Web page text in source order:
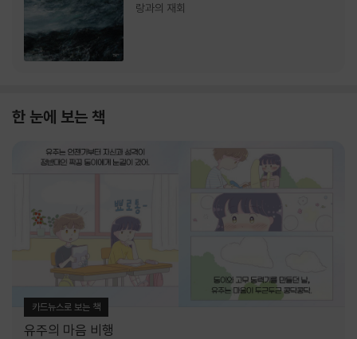
랑과의 재회
한 눈에 보는 책
카드뉴스로 보는 책
유주의 마음 비행